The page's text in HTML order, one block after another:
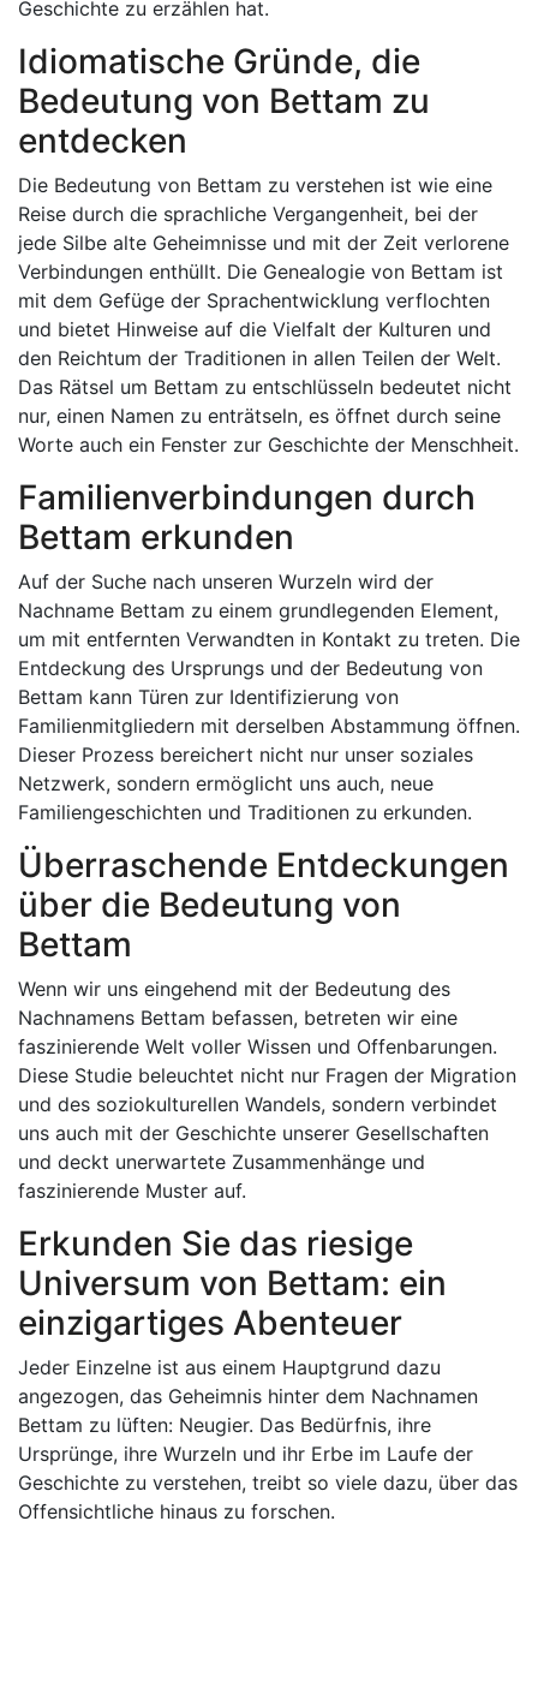
Geschichte zu erzählen hat.
Idiomatische Gründe, die
Bedeutung von Bettam zu
entdecken
Die Bedeutung von Bettam zu verstehen ist wie eine
Reise durch die sprachliche Vergangenheit, bei der
jede Silbe alte Geheimnisse und mit der Zeit verlorene
Verbindungen enthüllt. Die Genealogie von Bettam ist
mit dem Gefüge der Sprachentwicklung verflochten
und bietet Hinweise auf die Vielfalt der Kulturen und
den Reichtum der Traditionen in allen Teilen der Welt.
Das Rätsel um Bettam zu entschlüsseln bedeutet nicht
nur, einen Namen zu enträtseln, es öffnet durch seine
Worte auch ein Fenster zur Geschichte der Menschheit.
Familienverbindungen durch
Bettam erkunden
Auf der Suche nach unseren Wurzeln wird der
Nachname Bettam zu einem grundlegenden Element,
um mit entfernten Verwandten in Kontakt zu treten. Die
Entdeckung des Ursprungs und der Bedeutung von
Bettam kann Türen zur Identifizierung von
Familienmitgliedern mit derselben Abstammung öffnen.
Dieser Prozess bereichert nicht nur unser soziales
Netzwerk, sondern ermöglicht uns auch, neue
Familiengeschichten und Traditionen zu erkunden.
Überraschende Entdeckungen
über die Bedeutung von
Bettam
Wenn wir uns eingehend mit der Bedeutung des
Nachnamens Bettam befassen, betreten wir eine
faszinierende Welt voller Wissen und Offenbarungen.
Diese Studie beleuchtet nicht nur Fragen der Migration
und des soziokulturellen Wandels, sondern verbindet
uns auch mit der Geschichte unserer Gesellschaften
und deckt unerwartete Zusammenhänge und
faszinierende Muster auf.
Erkunden Sie das riesige
Universum von Bettam: ein
einzigartiges Abenteuer
Jeder Einzelne ist aus einem Hauptgrund dazu
angezogen, das Geheimnis hinter dem Nachnamen
Bettam zu lüften: Neugier. Das Bedürfnis, ihre
Ursprünge, ihre Wurzeln und ihr Erbe im Laufe der
Geschichte zu verstehen, treibt so viele dazu, über das
Offensichtliche hinaus zu forschen.